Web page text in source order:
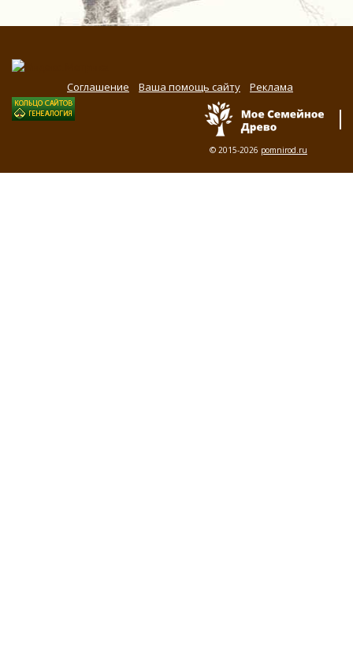
Соглашение Ваша помощь сайту Реклама
© 2015-2026 pomnirod.ru